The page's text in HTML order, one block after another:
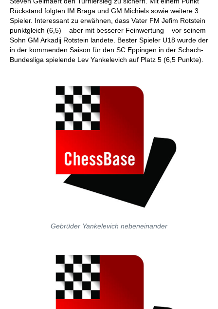
Rückstand folgten IM Braga und GM Michiels sowie weitere 3
Spieler. Interessant zu erwähnen, dass Vater FM Jefim Rotstein
punktgleich (6,5) – aber mit besserer Feinwertung – vor seinem
Sohn GM Arkadij Rotstein landete. Bester Spieler U18 wurde der
in der kommenden Saison für den SC Eppingen in der Schach-
Bundesliga spielende Lev Yankelevich auf Platz 5 (6,5 Punkte).
Gebrüder Yankelevich nebeneinander